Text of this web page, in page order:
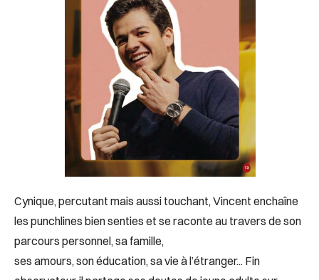
Cynique, percutant mais aussi touchant, Vincent enchaîne
les punchlines bien senties et se raconte au travers de son
parcours personnel, sa famille,
ses amours, son éducation, sa vie à l’étranger... Fin